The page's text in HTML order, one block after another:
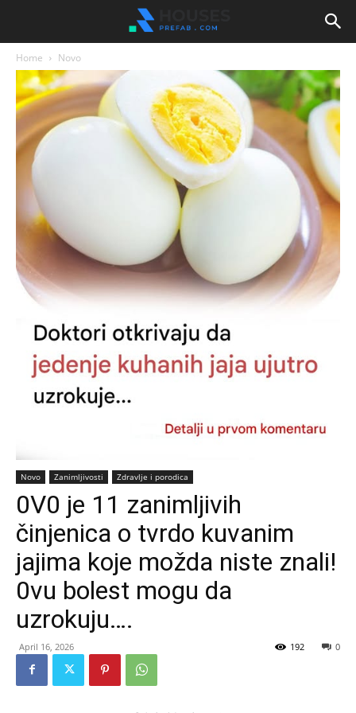
Home Novo
Novo Zanimljivosti Zdravlje i porodica
0V0 je 11 zanimljivih
činjenica o tvrdo kuvanim
jajima koje možda niste znali!
0vu bolest mogu da
uzrokuju….
April 16, 2026 0
192